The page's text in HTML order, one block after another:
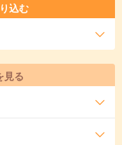
込む
見る